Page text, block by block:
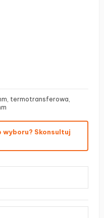
termotransferowa,
Skonsultuj